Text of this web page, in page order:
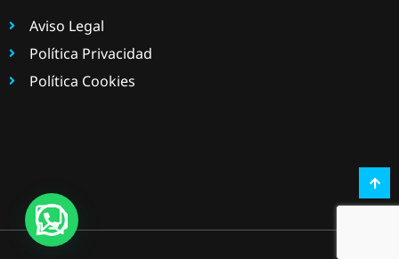
Aviso Legal
Política Privacidad
Política Cookies